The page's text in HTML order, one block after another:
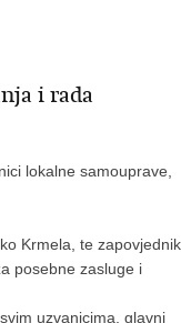
i rada
lokalne samouprave,
Krmela, te zapovjednik
posebne zasluge i
uzvanicima, glavni